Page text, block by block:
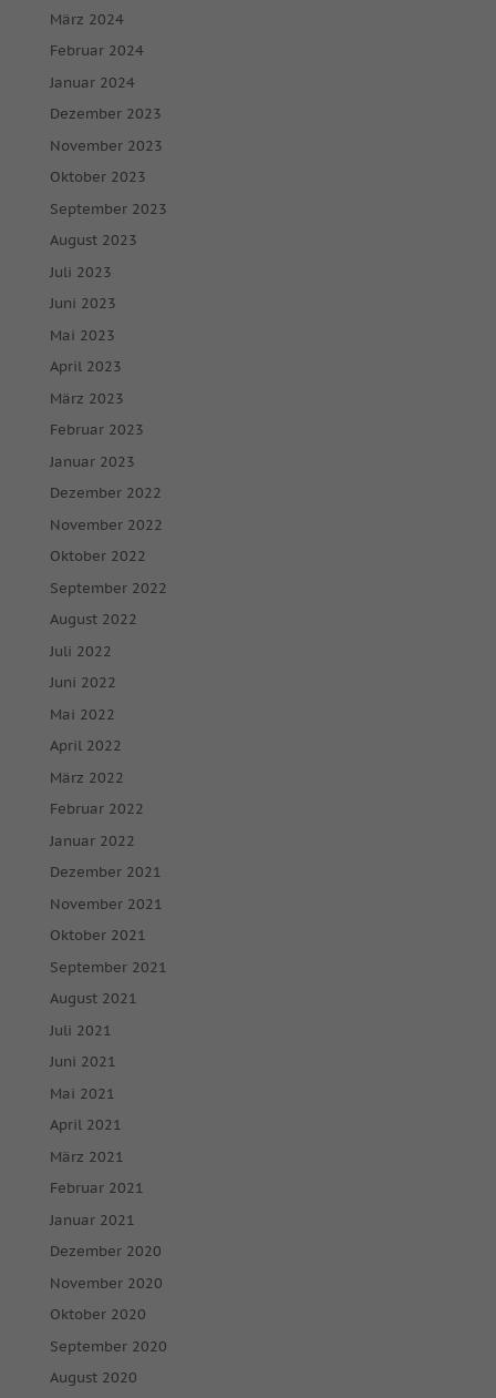
März 2024
Februar 2024
Januar 2024
Dezember 2023
November 2023
Oktober 2023
September 2023
August 2023
Juli 2023
Juni 2023
Mai 2023
April 2023
März 2023
Februar 2023
Januar 2023
Dezember 2022
November 2022
Oktober 2022
September 2022
August 2022
Juli 2022
Juni 2022
Mai 2022
April 2022
März 2022
Februar 2022
Januar 2022
Dezember 2021
November 2021
Oktober 2021
September 2021
August 2021
Juli 2021
Juni 2021
Mai 2021
April 2021
März 2021
Februar 2021
Januar 2021
Dezember 2020
November 2020
Oktober 2020
September 2020
August 2020